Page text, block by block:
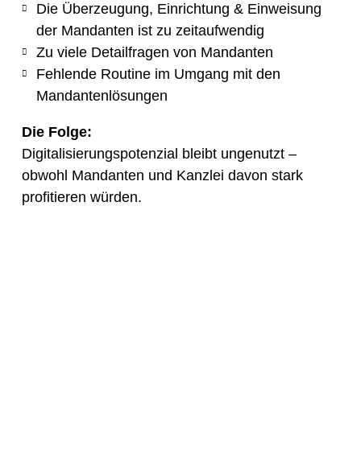
Die Überzeugung, Einrichtung & Einweisung
der Mandanten ist zu zeitaufwendig
Zu viele Detailfragen von Mandanten
Fehlende Routine im Umgang mit den
Mandantenlösungen
Die Folge:
Digitalisierungspotenzial bleibt ungenutzt –
obwohl Mandanten und Kanzlei davon stark
profitieren würden.